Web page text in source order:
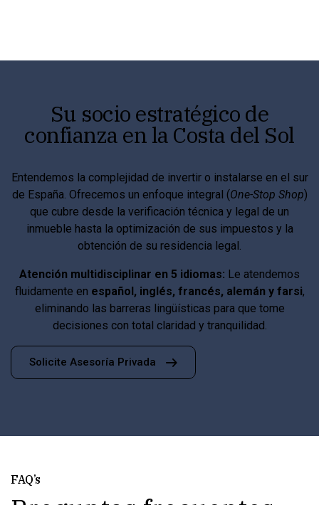
Su socio estratégico de
confianza en la Costa del Sol
Entendemos la complejidad de invertir o instalarse en el sur
de España. Ofrecemos un enfoque integral (One-Stop Shop)
que cubre desde la verificación técnica y legal de un
inmueble hasta la optimización de sus impuestos y la
obtención de su residencia legal.
Atención multidisciplinar en 5 idiomas: Le atendemos
fluidamente en español, inglés, francés, alemán y farsi,
eliminando las barreras lingüísticas para que tome
decisiones con total claridad y tranquilidad.
Solicite Asesoría Privada
FAQ’s